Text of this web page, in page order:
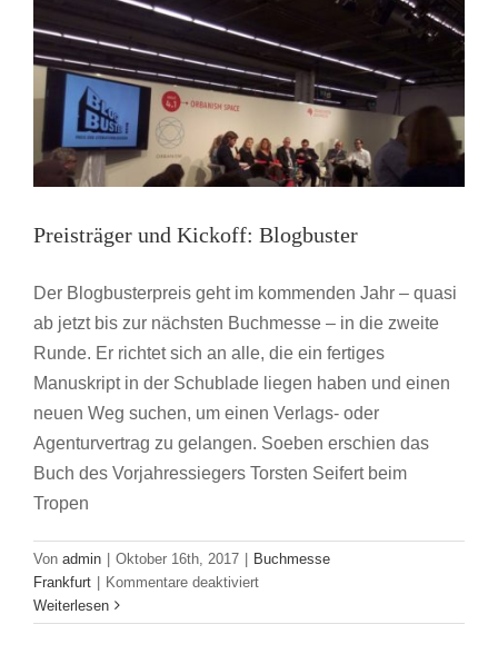
Preisträger und Kickoff: Blogbuster
Der Blogbusterpreis geht im kommenden Jahr – quasi
ab jetzt bis zur nächsten Buchmesse – in die zweite
Runde. Er richtet sich an alle, die ein fertiges
Manuskript in der Schublade liegen haben und einen
neuen Weg suchen, um einen Verlags- oder
Agenturvertrag zu gelangen. Soeben erschien das
Buch des Vorjahressiegers Torsten Seifert beim
Tropen
Von admin Oktober 16th, 2017
Buchmesse
Frankfurt
Kommentare deaktiviertfür
und
Weiterlesen
rauchen geht…